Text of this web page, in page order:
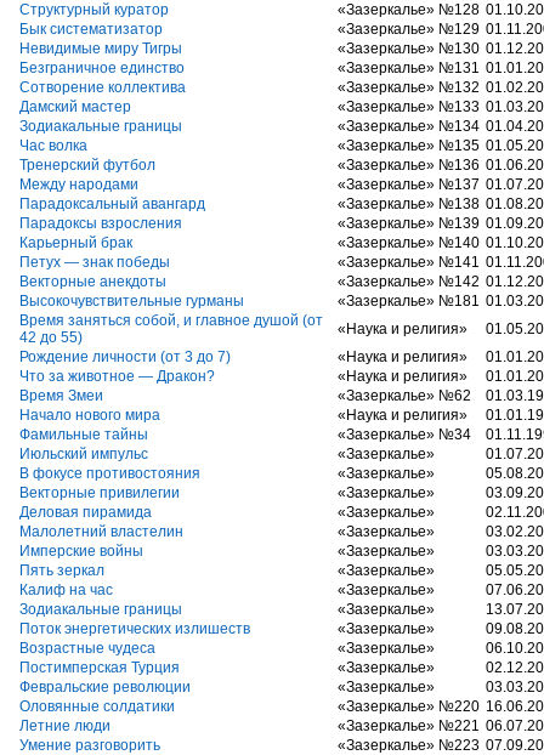
Структурный куратор
«Зазеркалье» №128
Бык систематизатор
«Зазеркалье» №129
Невидимые миру Тигры
«Зазеркалье» №130
Безграничное единство
«Зазеркалье» №131
Сотворение коллектива
«Зазеркалье» №132
Дамский мастер
«Зазеркалье» №133
Зодиакальные границы
«Зазеркалье» №134
Час волка
«Зазеркалье» №135
Тренерский футбол
«Зазеркалье» №136
Между народами
«Зазеркалье» №137
Парадоксальный авангард
«Зазеркалье» №138
Парадоксы взросления
«Зазеркалье» №139
Карьерный брак
«Зазеркалье» №140
Петух — знак победы
«Зазеркалье» №141
Векторные анекдоты
«Зазеркалье» №142
Высокочувствительные гурманы
«Зазеркалье» №181
Время заняться собой, и главное душой (от
42 до 55)
«Наука и религия»
Рождение личности (от 3 до 7)
«Наука и религия»
Что за животное — Дракон?
«Наука и религия»
Время Змеи
«Зазеркалье» №62
Начало нового мира
«Наука и религия»
Фамильные тайны
«Зазеркалье» №34
Июльский импульс
«Зазеркалье»
В фокусе противостояния
«Зазеркалье»
Векторные привилегии
«Зазеркалье»
Деловая пирамида
«Зазеркалье»
Малолетний властелин
«Зазеркалье»
Имперские войны
«Зазеркалье»
Пять зеркал
«Зазеркалье»
Калиф на час
«Зазеркалье»
Зодиакальные границы
«Зазеркалье»
Поток энергетических излишеств
«Зазеркалье»
Возрастные чудеса
«Зазеркалье»
Постимперская Турция
«Зазеркалье»
Февральские революции
«Зазеркалье»
Оловянные солдатики
«Зазеркалье» №220
Летние люди
«Зазеркалье» №221
Умение разговорить
«Зазеркалье» №223